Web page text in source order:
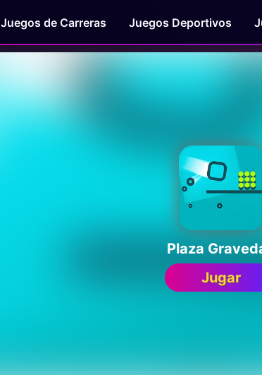
Juegos de Carreras Juegos Deportivos
Plaza
Jugar